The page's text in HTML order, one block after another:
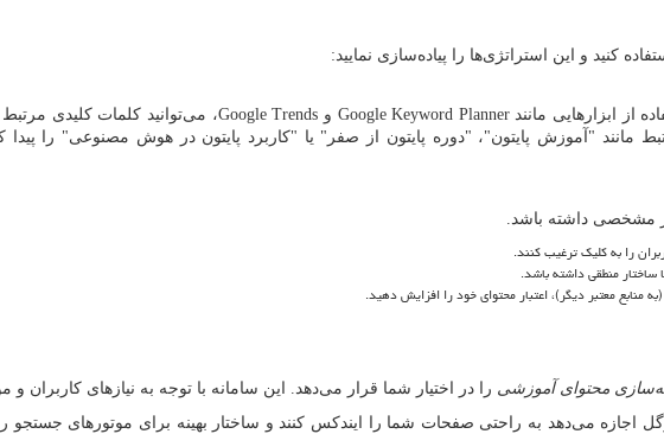
کنید و این استراتژی‌ها را پیاده‌سازی نمایید:
از ابزارهایی مانندGoogle Keyword Planner و Google Trends، می‌توانید کلمات کلیدی
مانند "آموزش پایتون"، "دوره پایتون از صفر" یا "کاربرد پایتون در هوش مصنوعی" را پیدا
مشخصی داشته باشد.
را به کلیک ترغیب کنند.
ساختار منطقی داشته باشد.
معتبر دیگر)، اعتبار محتوای خود را افزایش دهید.
محتوای آموزشی را در اختیار شما قرار می‌دهد. این سامانه با توجه به نیازهای
می‌دهد به راحتی صفحات شما را ایندکس کنند و ساختار بهینه برای موتورهای جستجو را